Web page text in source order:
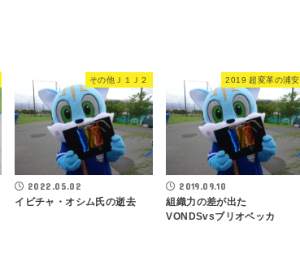
その他Ｊ１Ｊ２
2022.05.02
イビチャ・オシム氏の逝去
2019 超変革の浦安
2019.09.10
組織力の差が出た
VONDSvsブリオベッカ